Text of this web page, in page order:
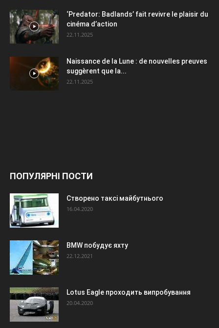
‘Predator: Badlands’ fait revivre le plaisir du
cinéma d’action
22.11.2025
Naissance de la Lune : de nouvelles preuves
suggèrent que la...
22.11.2025
ПОПУЛЯРНІ ПОСТИ
Створено таксі майбутнього
16.04.2020
BMW побудує яхту
22.12.2021
Lotus Eagle проходить випробування
20.04.2020